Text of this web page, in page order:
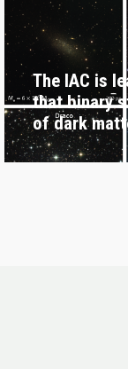
The IAC is
that binary
of dark